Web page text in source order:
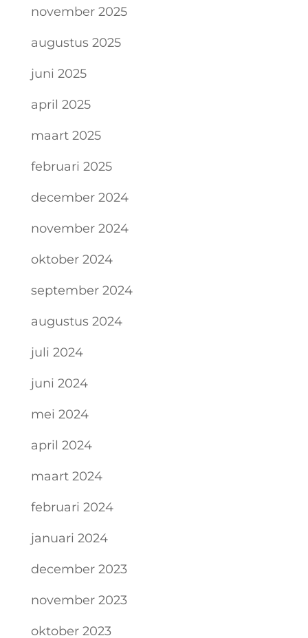
november 2025
augustus 2025
juni 2025
april 2025
maart 2025
februari 2025
december 2024
november 2024
oktober 2024
september 2024
augustus 2024
juli 2024
juni 2024
mei 2024
april 2024
maart 2024
februari 2024
januari 2024
december 2023
november 2023
oktober 2023